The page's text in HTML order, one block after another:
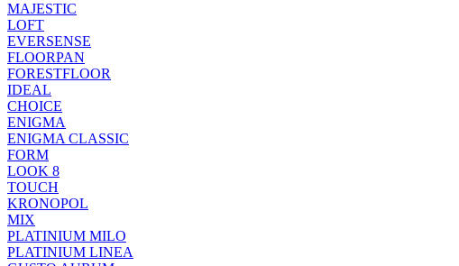
MAJESTIC
LOFT
EVERSENSE
FLOORPAN
FORESTFLOOR
IDEAL
CHOICE
ENIGMA
ENIGMA CLASSIC
FORM
LOOK 8
TOUCH
KRONOPOL
MIX
PLATINIUM MILO
PLATINIUM LINEA